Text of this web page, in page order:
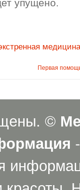
упущено.
медицина
Первая
©